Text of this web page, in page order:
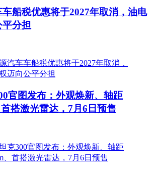
船税优惠将于2027年取消，油电
平分担
官图发布：外观焕新、轴距
搭激光雷达，7月6日预售